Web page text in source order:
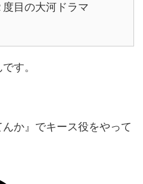
目の大河ドラマ
す。
か』でキース役をやって